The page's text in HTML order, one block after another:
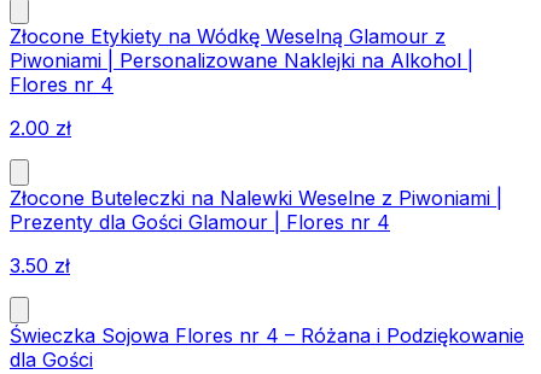
Złocone Etykiety na Wódkę Weselną Glamour z
Piwoniami | Personalizowane Naklejki na Alkohol |
Flores nr 4
2.00 zł
Złocone Buteleczki na Nalewki Weselne z Piwoniami |
Prezenty dla Gości Glamour | Flores nr 4
3.50 zł
Świeczka Sojowa Flores nr 4 – Różana i Podziękowanie
dla Gości